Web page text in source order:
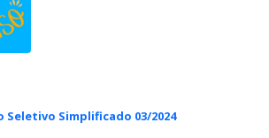
Simplificado 03/2024